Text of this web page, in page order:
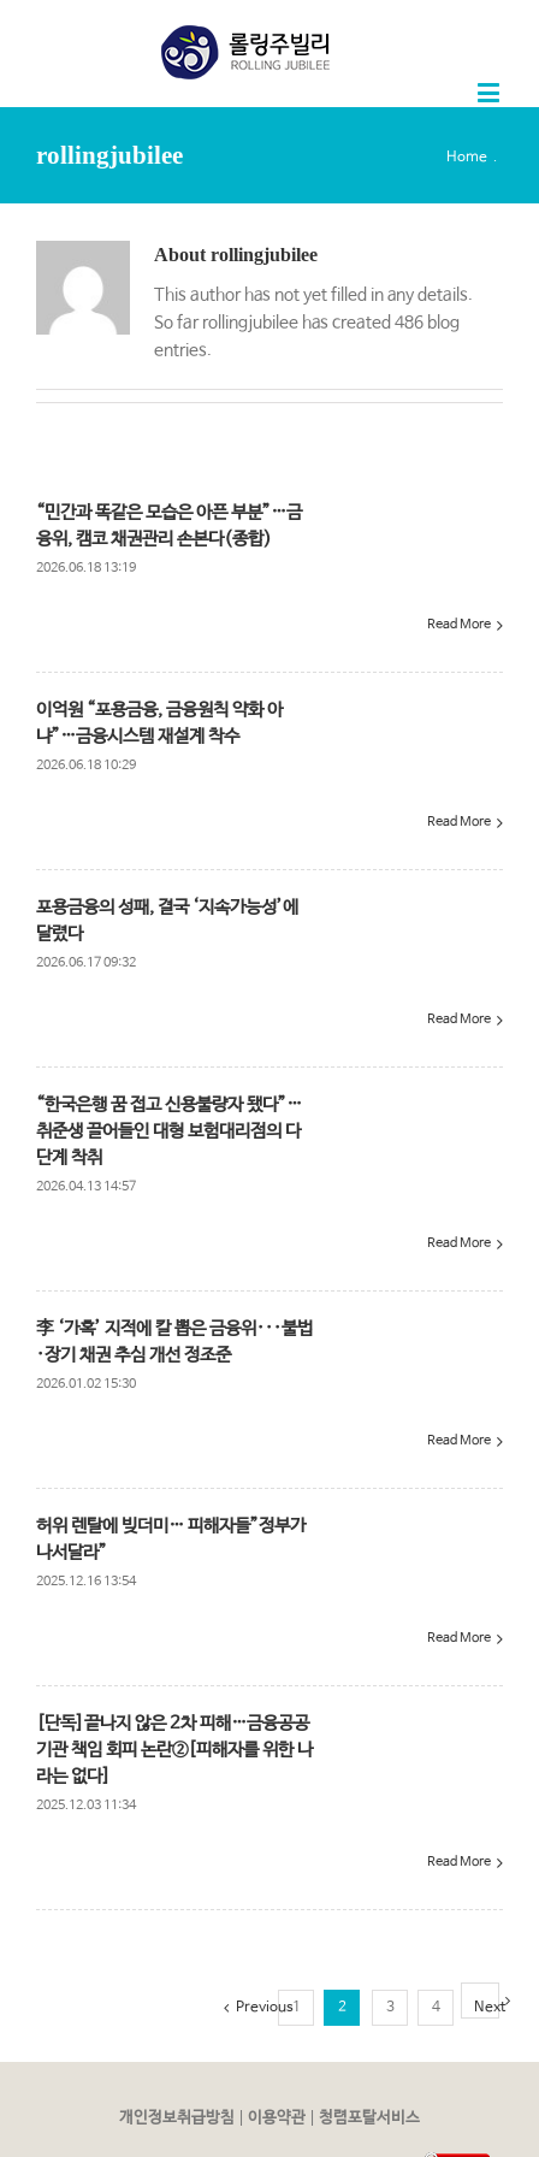
rollingjubilee Home
Aboutrollingjubilee
This author has not yet filled in any details.
So far rollingjubilee has created 486 blog
entries.
“민간과 똑같은 모습은 아픈 부분”…금
융위, 캠코 채권관리 손본다(종합)
2026.06.18 13:19
Read More
이억원 “포용금융, 금융원칙 약화 아
냐”…금융시스템 재설계 착수
2026.06.18 10:29
Read More
포용금융의 성패, 결국 ‘지속가능성’에
달렸다
2026.06.17 09:32
Read More
“한국은행 꿈 접고 신용불량자 됐다”…
취준생 끌어들인 대형 보험대리점의 다
단계 착취
2026.04.13 14:57
Read More
李 ‘가혹’ 지적에 칼 뽑은 금융위···불법
·장기 채권 추심 개선 정조준
2026.01.02 15:30
Read More
허위 렌탈에 빚더미… 피해자들”정부가
나서달라”
2025.12.16 13:54
Read More
[단독]끝나지 않은 2차 피해…금융공공
기관 책임 회피 논란②[피해자를 위한 나
라는 없다]
2025.12.03 11:34
Read More
Previous1 2 3 4 Next
개인정보취급방침 이용약관 청렴포탈서비스